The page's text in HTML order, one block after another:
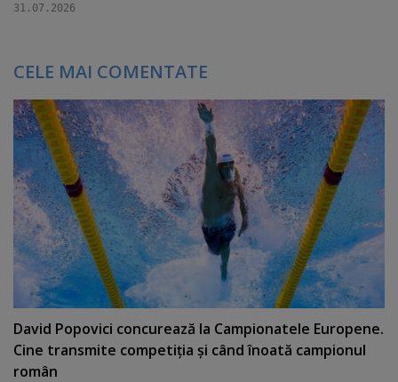
31.07.2026
CELE MAI COMENTATE
David Popovici concurează la Campionatele Europene.
Cine transmite competiţia şi când înoată campionul
român